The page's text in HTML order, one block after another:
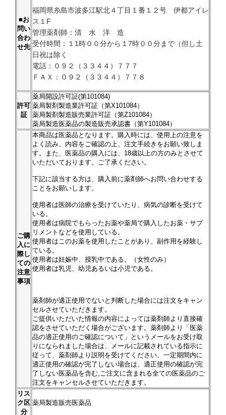
■お
問い
合わ
せ先
福岡県糸島市波多江駅北４丁目１番１２号 伊都アイレ
ス１F
管理薬剤師：清 水 洋 造
受付時間：１1時００分から１7時００分まで（但し土
日祝は除く
電話：０９２（３３４４）７７７
ＦＡＸ：０９２（３３４４）７７８
許可
証
薬局開設許可証(第101084)
薬局製剤製造業許可証（第X101084）
薬局製剤製造販売業許可証（第Z101084）
薬局製造医薬品の製造販売承認書（第Y101084）
ご購
入に
際し
ての
注意
事項
本商品は医薬品となります。購入時には、使用上の注意を
よく読み、内容をご確認の上、注文手続きをお願い致しま
す。また、医薬品の購入には、18歳以上の方のみとさせて
いただいております。ご了承ください。
下記に該当する方は、購入前に薬剤師へお問い合わせする
ことをお願いします。
使用者は医師の治療を受けていたり、病気の診断を受けて
いる。
使用者は病院でもらったお薬や薬局で購入したお薬・サプ
リメントなどを使用している。
使用者はこのお薬を使用したことがあり、副作用を経験し
ている。
使用者は妊娠中、授乳中である。（女性のみ）
使用者は乳児、幼児あるいは小児である。
薬剤師が適正使用でないと判断した場合には注文をキャン
セルさせていただきます。
ご提供いただいた情報の内容によっては薬剤師より直接確
認をさせていただく場合がございます。薬剤師より「医薬
品の適正使用のご確認について」というメールをお受け取
りになられました場合は、メールに記載されている指示に
従って、薬剤師より説明を受けてください。一定期間内に
適正使用の確認が完了しない場合は、適正使用の確認が完
了しない医薬品を含む,ご注文に含まれる全ての医薬品のご
注文をキャンセルさせていただきます。
リス
ク区
分
薬局製造販売医薬品